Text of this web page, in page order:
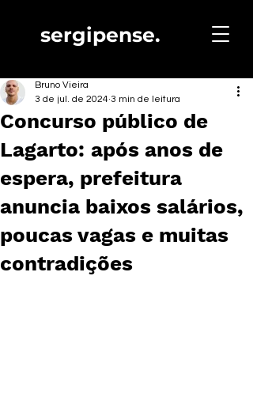
sergipense.
Concurso público de
Lagarto: após anos de
espera, prefeitura
anuncia baixos salários,
poucas vagas e muitas
contradições
Bruno Vieira
3 de jul. de 2024 3 min de leitura